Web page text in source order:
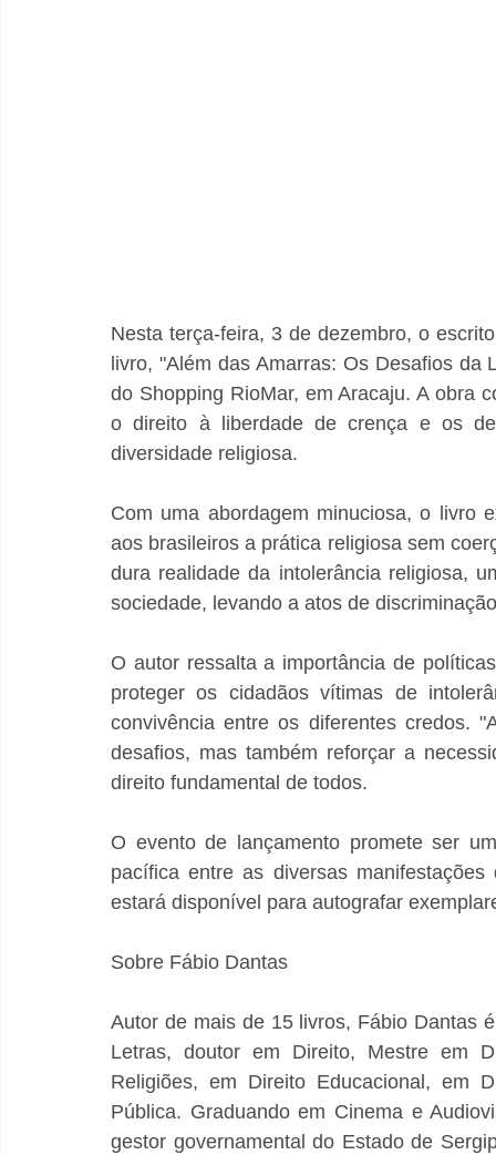
Nesta terça-feira, 3 de dezembro, o
livro, "Além das Amarras: Os Desafios
do Shopping RioMar, em Aracaju. A obra
o direito à liberdade de crença e os
diversidade religiosa.
Com uma abordagem minuciosa, o livro
aos brasileiros a prática religiosa sem
dura realidade da intolerância religiosa,
sociedade, levando a atos de
O autor ressalta a importância de
proteger os cidadãos vítimas de
convivência entre os diferentes credos.
desafios, mas também reforçar a
direito fundamental de todos.
O evento de lançamento promete ser
pacífica entre as diversas
estará disponível para autografar
Sobre Fábio Dantas
Autor de mais de 15 livros, Fábio Dantas
Letras, doutor em Direito, Mestre em
Religiões, em Direito Educacional, em
Pública. Graduando em Cinema e
gestor governamental do Estado de